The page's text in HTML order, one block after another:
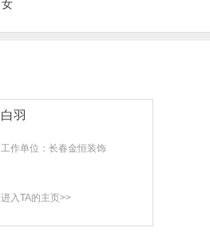
女
白羽
工作单位：长春金恒装饰
进入TA的主页>>